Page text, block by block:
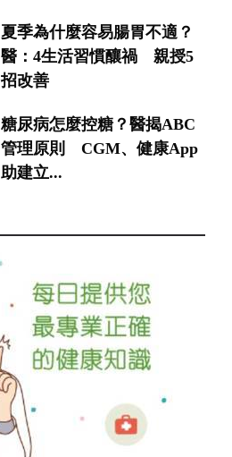
夏季為什麼容易腸胃不適？
醫：4生活習慣釀禍 親授5
招改善
糖尿病怎麼控糖？醫揭ABC
管理原則 CGM、健康App
助建立...